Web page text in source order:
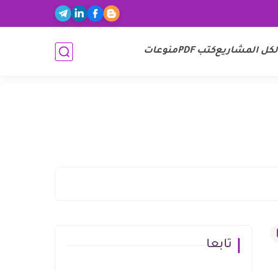
المشاريعكتب PDF منوعات
تابعا